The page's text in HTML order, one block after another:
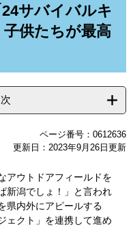
サバイバルキ
供たちが最高
ページ番号：0612636
更新日：2023年9月26日更新
アウトドアフィールドを
新潟でしょ！」と言われ
県内外にアピールする
ェクト」を連携して進め